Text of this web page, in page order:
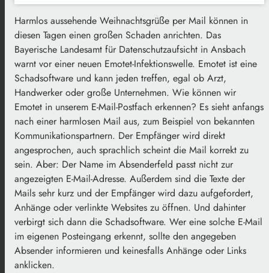
Harmlos aussehende Weihnachtsgrüße per Mail können in
diesen Tagen einen großen Schaden anrichten. Das
Bayerische Landesamt für Datenschutzaufsicht in Ansbach
warnt vor einer neuen Emotet-Infektionswelle. Emotet ist eine
Schadsoftware und kann jeden treffen, egal ob Arzt,
Handwerker oder große Unternehmen. Wie können wir
Emotet in unserem E-Mail-Postfach erkennen? Es sieht anfangs
nach einer harmlosen Mail aus, zum Beispiel von bekannten
Kommunikationspartnern. Der Empfänger wird direkt
angesprochen, auch sprachlich scheint die Mail korrekt zu
sein. Aber: Der Name im Absenderfeld passt nicht zur
angezeigten E-Mail-Adresse. Außerdem sind die Texte der
Mails sehr kurz und der Empfänger wird dazu aufgefordert,
Anhänge oder verlinkte Websites zu öffnen. Und dahinter
verbirgt sich dann die Schadsoftware. Wer eine solche E-Mail
im eigenen Posteingang erkennt, sollte den angegeben
Absender informieren und keinesfalls Anhänge oder Links
anklicken.